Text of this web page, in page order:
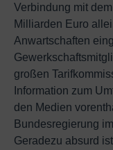
Verbindung mit
Milliarden Euro
Anwartschaften
großen
Information zum
den Medien
Bundesregierung
Geradezu absurd